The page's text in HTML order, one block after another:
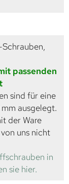
passenden
sind für eine
ausgelegt.
der Ware
uns nicht
in
sie hier.